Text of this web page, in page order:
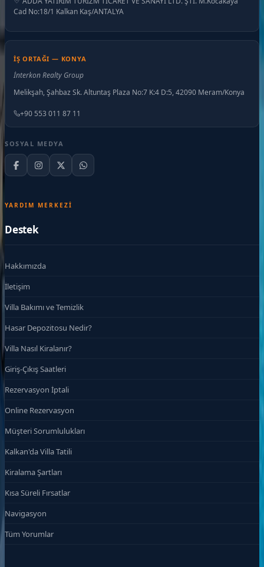
Cad No:18/1 Kalkan Kaş/ANTALYA
İŞ ORTAĞI — KONYA
İnterkon Realty Group
Melikşah, Şahbaz Sk. Altuntaş Plaza No:7 K:4 D:5, 42090 Meram/Konya
+90 553 011 87 11
SOSYAL MEDYA
YARDIM MERKEZI
Destek
Hakkımızda
İletişim
Villa Bakımı ve Temizlik
Hasar Depozitosu Nedir?
Villa Nasıl Kiralanır?
Giriş-Çıkış Saatleri
Rezervasyon İptali
Online Rezervasyon
Müşteri Sorumlulukları
Kalkan'da Villa Tatili
Kiralama Şartları
Kısa Süreli Fırsatlar
Navigasyon
Tüm Yorumlar